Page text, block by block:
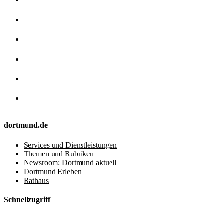
dortmund.de
Services und Dienstleistungen
Themen und Rubriken
Newsroom: Dortmund aktuell
Dortmund Erleben
Rathaus
Schnellzugriff